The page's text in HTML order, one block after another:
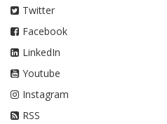
Twitter
Facebook
LinkedIn
Youtube
Instagram
RSS